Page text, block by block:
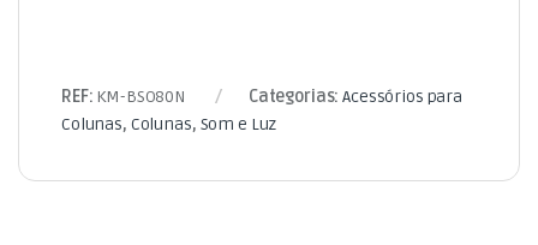
REF: KM-BSO80N Categorias:Acessórios para
Colunas, Colunas, Som e Luz